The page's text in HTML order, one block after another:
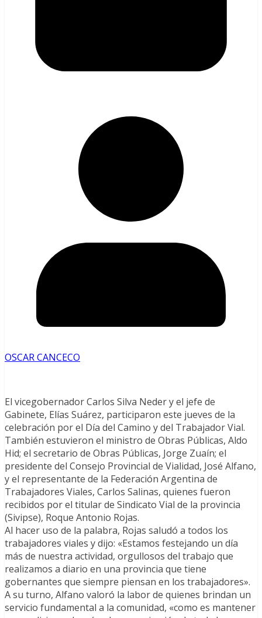
OSCAR CANCECO
El vicegobernador Carlos Silva Neder y el jefe de
Gabinete, Elías Suárez, participaron este jueves de la
celebración por el Día del Camino y del Trabajador Vial.
También estuvieron el ministro de Obras Públicas, Aldo
Hid; el secretario de Obras Públicas, Jorge Zuaín; el
presidente del Consejo Provincial de Vialidad, José Alfano,
y el representante de la Federación Argentina de
Trabajadores Viales, Carlos Salinas, quienes fueron
recibidos por el titular de Sindicato Vial de la provincia
(Sivipse), Roque Antonio Rojas.
Al hacer uso de la palabra, Rojas saludó a todos los
trabajadores viales y dijo: «Estamos festejando un día
más de nuestra actividad, orgullosos del trabajo que
realizamos a diario en una provincia que tiene
gobernantes que siempre piensan en los trabajadores».
A su turno, Alfano valoró la labor de quienes brindan un
servicio fundamental a la comunidad, «como es mantener